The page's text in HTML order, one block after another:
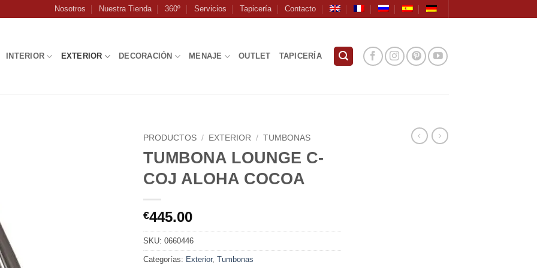
Nosotros Nuestra Tienda 360º Servicios Tapicería Contacto
INTERIOR EXTERIOR DECORACIÓN MENAJE OUTLET TAPICERÍA
PRODUCTOS / EXTERIOR / TUMBONAS
TUMBONA LOUNGE C-
COJ ALOHA COCOA
€445.00
SKU: 0660446
Categorías: Exterior, Tumbonas